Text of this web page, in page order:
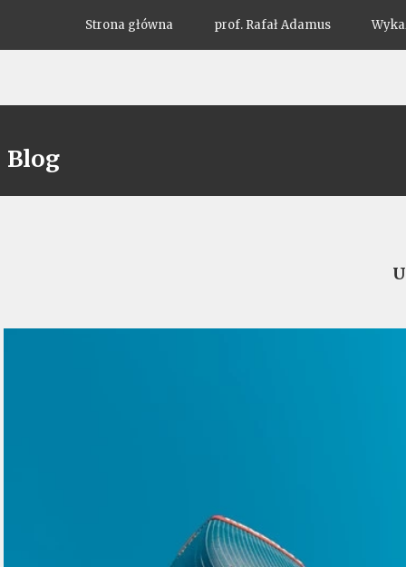
Strona główna prof. Rafał Adamus
Blog